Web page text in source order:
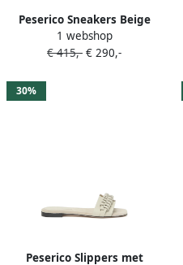
Peserico Sneakers Beige
1 webshop
€ 415,- € 290,-
30%
Peserico Slippers met